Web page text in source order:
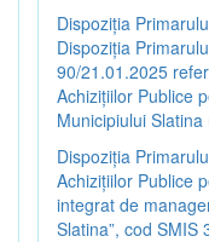
Dispoziția
Dispoziția
90/21.01.2025
Achizițiilor Publice
Municipiului Slatina
Dispoziția
Achizițiilor Publice
integrat de
Slatina”, cod SMIS